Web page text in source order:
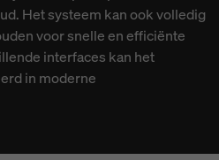
Het systeem kan ook volledig
voor snelle en efficiënte
interfaces kan het
in moderne